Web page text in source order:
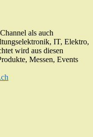
als auch
IT, Elektro,
wird aus diesen
Messen, Events